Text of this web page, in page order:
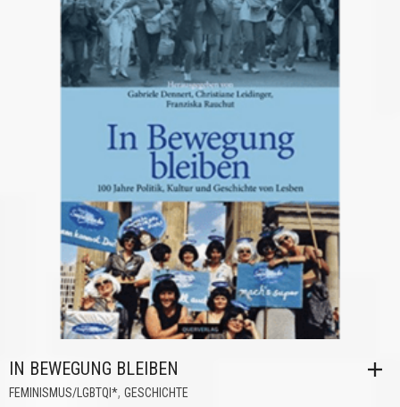
IN BEWEGUNG BLEIBEN
FEMINISMUS/LGBTQI*, GESCHICHTE